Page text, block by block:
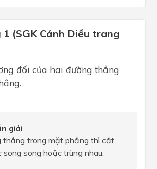
(SGK Cánh Diều trang
đối của hai đường thẳng
giải
thẳng trong mặt phẳng thì cắt
song song hoặc trùng nhau.